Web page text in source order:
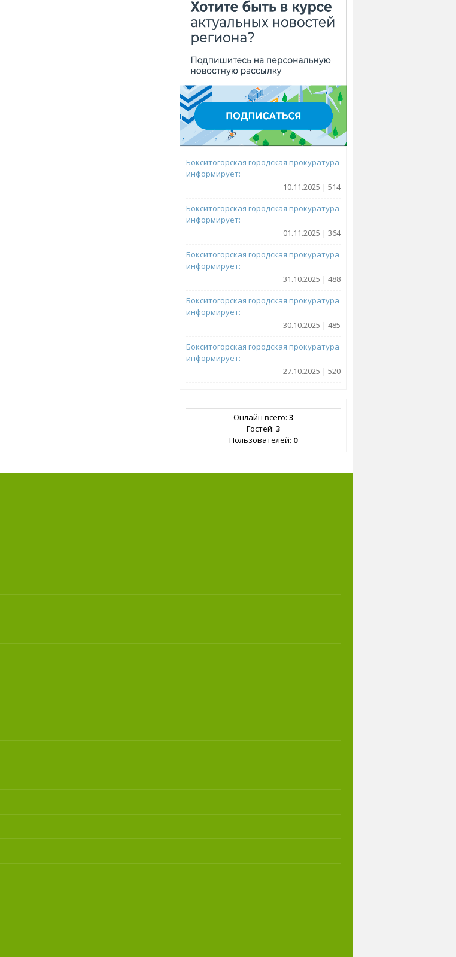
Бокситогорская городская прокуратура
информирует:
10.11.2025 | 514
Бокситогорская городская прокуратура
информирует:
01.11.2025 | 364
Бокситогорская городская прокуратура
информирует:
31.10.2025 | 488
Бокситогорская городская прокуратура
информирует:
30.10.2025 | 485
Бокситогорская городская прокуратура
информирует:
27.10.2025 | 520
Онлайн всего: 3
Гостей: 3
Пользователей: 0